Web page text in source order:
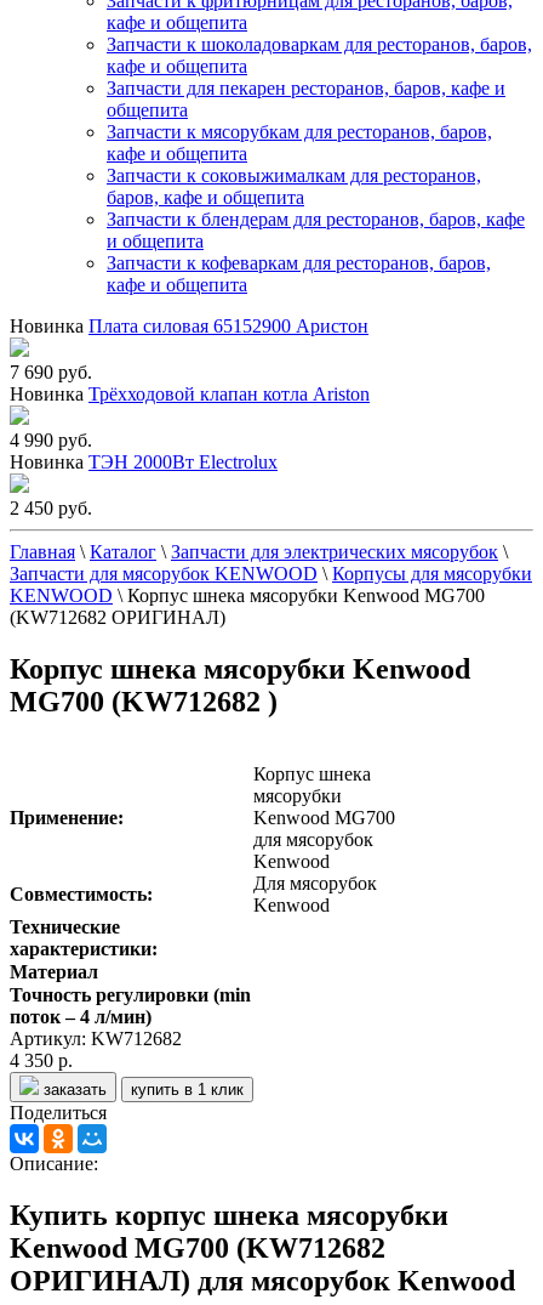
кафе и общепита
Запчасти к шоколадоваркам для ресторанов, баров,
кафе и общепита
Запчасти для пекарен ресторанов, баров, кафе и
общепита
Запчасти к мясорубкам для ресторанов, баров,
кафе и общепита
Запчасти к соковыжималкам для ресторанов,
баров, кафе и общепита
Запчасти к блендерам для ресторанов, баров, кафе
и общепита
Запчасти к кофеваркам для ресторанов, баров,
кафе и общепита
Новинка Плата силовая 65152900 Аристон
7 690 руб.
Новинка Трёхходовой клапан котла Ariston
4 990 руб.
Новинка ТЭН 2000Вт Electrolux
2 450 руб.
Главная \ Каталог \ Запчасти для электрических мясорубок \
Запчасти для мясорубок KENWOOD \ Корпусы для мясорубки
KENWOOD \ Корпус шнека мясорубки Kenwood MG700
(KW712682 ОРИГИНАЛ)
Корпус шнека мясорубки Kenwood
MG700 (KW712682 )
Применение:
Корпус шнека
мясорубки
Kenwood MG700
для мясорубок
Kenwood
Совместимость:
Для мясорубок
Kenwood
Технические
характеристики:
Материал
Точность регулировки (min
поток – 4 л/мин)
Артикул: KW712682
4 350 р.
заказать купить в 1 клик
Поделиться
Описание:
Купить корпус шнека мясорубки
Kenwood MG700 (KW712682
ОРИГИНАЛ) для мясорубок Kenwood